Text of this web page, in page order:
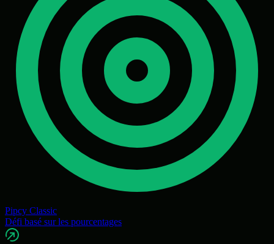
Pipcy Classic
Défi basé sur les pourcentages